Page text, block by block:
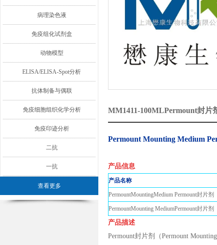
病理染色液
免疫组化试剂盒
动物模型
ELISA/ELISA-Spot分析
抗体制备与偶联
免疫细胞组织化学分析
免疫印迹分析
二抗
一抗
查看更多
MM1411-100MLPermount封片
Permount Mounting Medium
产品信息
产品名称
PermountMountingMedium Permount封片剂
PermountMounting MediumPermount封片剂
产品描述
Permount封片剂（Permount